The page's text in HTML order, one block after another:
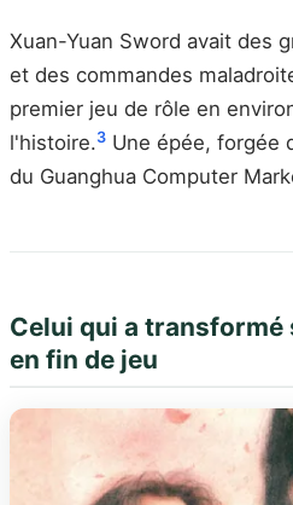
Xuan-Yuan Sword avait des
et des commandes
premier jeu de rôle en
l'histoire.3 Une épée, forgée
du Guanghua Computer
Celui qui a
en fin de jeu